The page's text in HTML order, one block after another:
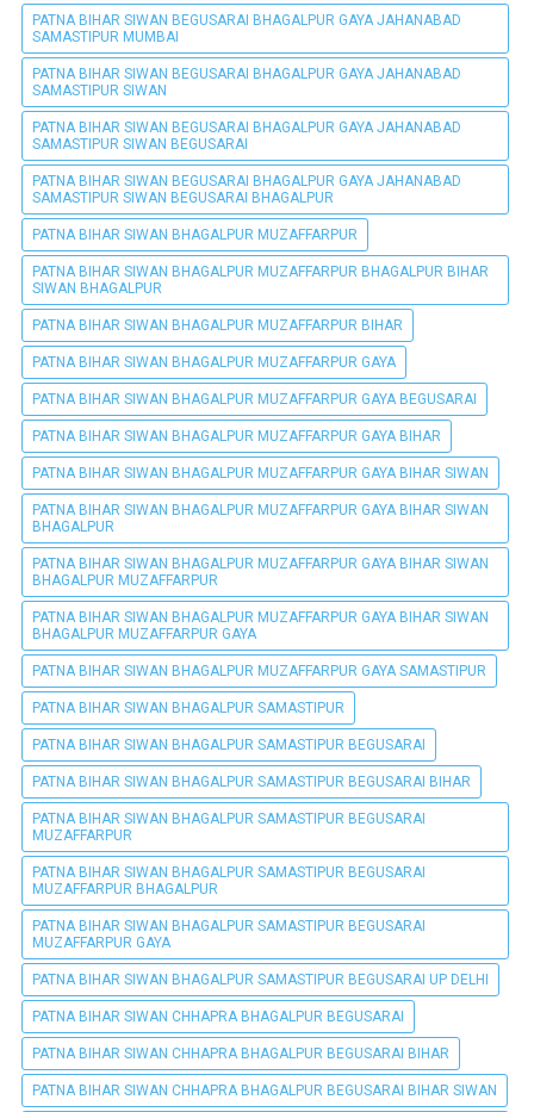
PATNA BIHAR SIWAN BEGUSARAI BHAGALPUR GAYA JAHANABAD
SAMASTIPUR MUMBAI
PATNA BIHAR SIWAN BEGUSARAI BHAGALPUR GAYA JAHANABAD
SAMASTIPUR SIWAN
PATNA BIHAR SIWAN BEGUSARAI BHAGALPUR GAYA JAHANABAD
SAMASTIPUR SIWAN BEGUSARAI
PATNA BIHAR SIWAN BEGUSARAI BHAGALPUR GAYA JAHANABAD
SAMASTIPUR SIWAN BEGUSARAI BHAGALPUR
PATNA BIHAR SIWAN BHAGALPUR MUZAFFARPUR
PATNA BIHAR SIWAN BHAGALPUR MUZAFFARPUR BHAGALPUR BIHAR
SIWAN BHAGALPUR
PATNA BIHAR SIWAN BHAGALPUR MUZAFFARPUR BIHAR
PATNA BIHAR SIWAN BHAGALPUR MUZAFFARPUR GAYA
PATNA BIHAR SIWAN BHAGALPUR MUZAFFARPUR GAYA BEGUSARAI
PATNA BIHAR SIWAN BHAGALPUR MUZAFFARPUR GAYA BIHAR
PATNA BIHAR SIWAN BHAGALPUR MUZAFFARPUR GAYA BIHAR SIWAN
PATNA BIHAR SIWAN BHAGALPUR MUZAFFARPUR GAYA BIHAR SIWAN
BHAGALPUR
PATNA BIHAR SIWAN BHAGALPUR MUZAFFARPUR GAYA BIHAR SIWAN
BHAGALPUR MUZAFFARPUR
PATNA BIHAR SIWAN BHAGALPUR MUZAFFARPUR GAYA BIHAR SIWAN
BHAGALPUR MUZAFFARPUR GAYA
PATNA BIHAR SIWAN BHAGALPUR MUZAFFARPUR GAYA SAMASTIPUR
PATNA BIHAR SIWAN BHAGALPUR SAMASTIPUR
PATNA BIHAR SIWAN BHAGALPUR SAMASTIPUR BEGUSARAI
PATNA BIHAR SIWAN BHAGALPUR SAMASTIPUR BEGUSARAI BIHAR
PATNA BIHAR SIWAN BHAGALPUR SAMASTIPUR BEGUSARAI
MUZAFFARPUR
PATNA BIHAR SIWAN BHAGALPUR SAMASTIPUR BEGUSARAI
MUZAFFARPUR BHAGALPUR
PATNA BIHAR SIWAN BHAGALPUR SAMASTIPUR BEGUSARAI
MUZAFFARPUR GAYA
PATNA BIHAR SIWAN BHAGALPUR SAMASTIPUR BEGUSARAI UP DELHI
PATNA BIHAR SIWAN CHHAPRA BHAGALPUR BEGUSARAI
PATNA BIHAR SIWAN CHHAPRA BHAGALPUR BEGUSARAI BIHAR
PATNA BIHAR SIWAN CHHAPRA BHAGALPUR BEGUSARAI BIHAR SIWAN